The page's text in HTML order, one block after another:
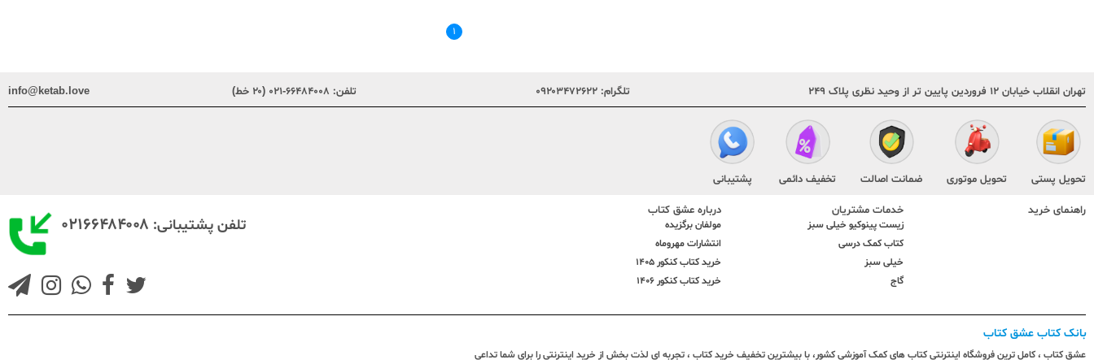
۱
تهران انقلاب خیابان ۱۲ فروردین پایین تر از وحید نظری پلاک ۲۴۹ تلگرام: ۰۹۲۰۳۴۷۲۶۲۲ تلفن: ۶۶۴۸۴۰۰۸-۰۲۱ (۲۰ خط) info@ketab.love
تحویل پستی تحویل موتوری ضمانت اصالت تخفیف دائمی پشتیبانی
راهنمای خرید خدمات مشتریان
زیست پینوکیو خیلی سبز
کتاب کمک درسی
خیلی سبز
گاج
درباره عشق کتاب
مولفان برگزیده
انتشارات مهروماه
خرید کتاب کنکور 1405
خرید کتاب کنکور 1406
تلفن پشتیبانی: ۰۲۱۶۶۴۸۴۰۰۸
بانک کتاب عشق کتاب
عشق کتاب ، کامل ترین فروشگاه اینترنتی کتاب های کمک آموزشی کشور، با بیشترین تخفیف خرید کتاب ، تجربه ای لذت بخش از خرید اینترنتی را برای شما تداعی